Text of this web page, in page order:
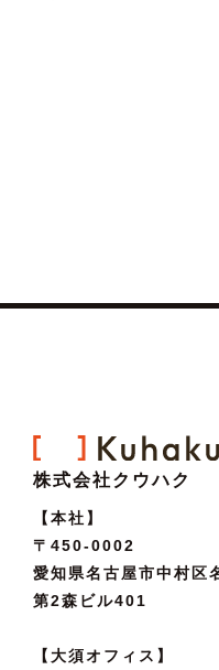
株式会社クウハク
【本社】
〒450-0002
愛知県名古屋市中村
第2森ビル401
【大須オフィス】